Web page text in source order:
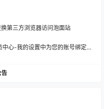
第三方浏览器访问泡面站
-我的设置中为您的账号绑定邮箱!
告